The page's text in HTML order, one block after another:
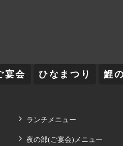
宴会 ひなまつり 鯉
ランチメニュー
夜の部(ご宴会)メニュー